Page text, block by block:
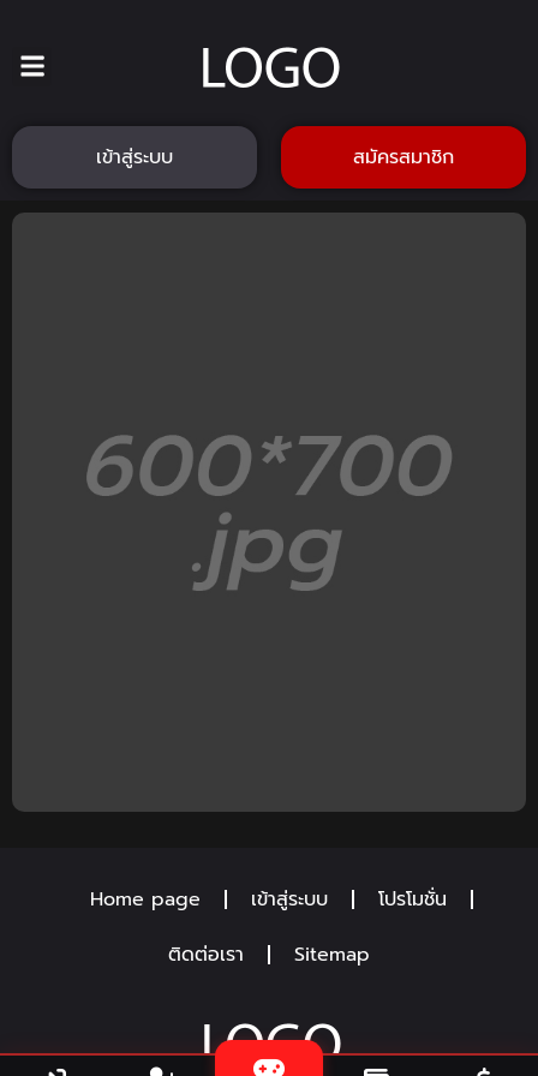
เข้าสู่ระบบ สมัครสมาชิก
Home page เข้าสู่ระบบ
โปรโมชั่น
ติดต่อเรา
Sitemap